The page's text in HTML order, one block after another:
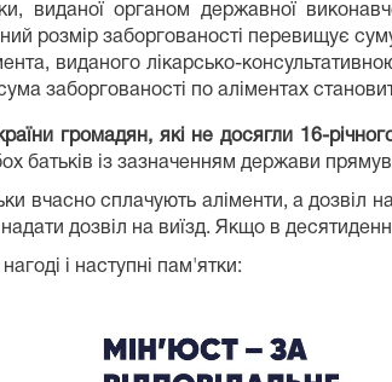
виданої органом державної
розмір заборгованості перевищує
виданого лікарсько-
заборгованості по аліментах
громадян, які не досягли 16-
батьків із зазначенням держави
вчасно сплачують аліменти, а дозвіл
дозвіл на виїзд. Якщо в
і наступні пам'ятки: